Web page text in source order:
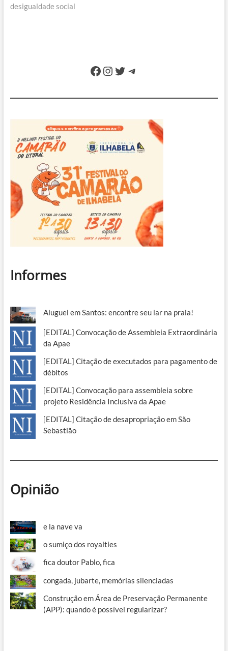
desigualdade social
Facebook
Instagram
Twitter
Telegram
Informes
Aluguel em Santos: encontre seu lar na praia!
[EDITAL] Convocação de Assembleia Extraordinária
da Apae
[EDITAL] Citação de executados para pagamento de
débitos
[EDITAL] Convocação para assembleia sobre
projeto Residência Inclusiva da Apae
[EDITAL] Citação de desapropriação em São
Sebastião
Opinião
e la nave va
o sumiço dos royalties
fica doutor Pablo, fica
congada, jubarte, memórias silenciadas
Construção em Área de Preservação Permanente
(APP): quando é possível regularizar?